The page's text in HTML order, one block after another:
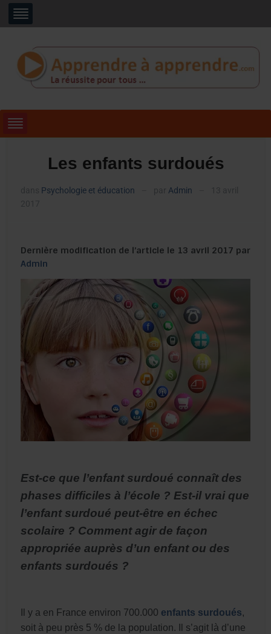
Les enfants surdoués
Psychologie et éducation Admin
Dernière modification de l’article le 13 avril 2017 par
Admin
Est-ce que l’enfant surdoué connaît des
phases difficiles à l’école ? Est-il vrai que
l’enfant surdoué peut-être en échec
scolaire ? Comment agir de façon
appropriée auprès d’un enfant ou des
enfants surdoués ?
Il y a en France environ 700.000 enfants surdoués,
soit à peu près 5 % de la population. Il s’agit là d’une